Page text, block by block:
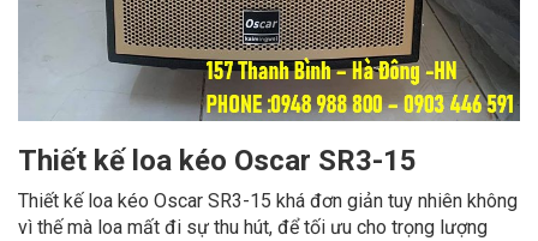
Thiết kế loa kéo Oscar SR3-15
Thiết kế loa kéo Oscar SR3-15 khá đơn giản tuy nhiên không
vì thế mà loa mất đi sự thu hút, để tối ưu cho trọng lượng